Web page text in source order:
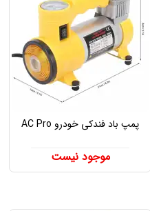
پمپ باد فندکی خودرو AC Pro
موجود نیست